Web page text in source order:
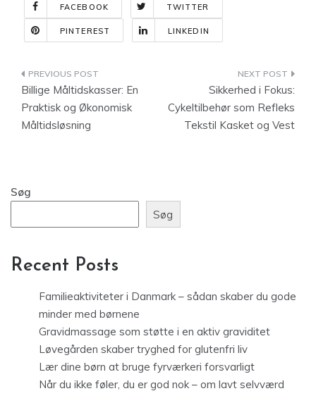
FACEBOOK TWITTER
PINTEREST LINKEDIN
Indlægsnavigation
Billige Måltidskasser: En
Praktisk og Økonomisk
Måltidsløsning
Sikkerhed i Fokus:
Cykeltilbehør som Refleks
Tekstil Kasket og Vest
Søg
Søg
Recent Posts
Familieaktiviteter i Danmark – sådan skaber du gode
minder med børnene
Gravidmassage som støtte i en aktiv graviditet
Løvegården skaber tryghed for glutenfri liv
Lær dine børn at bruge fyrværkeri forsvarligt
Når du ikke føler, du er god nok – om lavt selvværd